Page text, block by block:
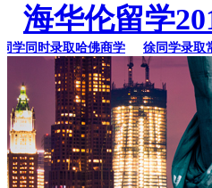
海华伦留学
时录取哈佛商学 徐同学录取常春